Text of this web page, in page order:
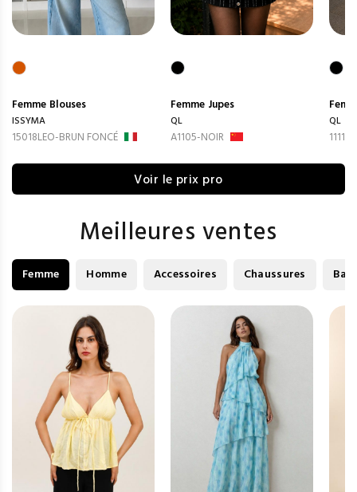
Femme Blouses
ISSYMA
15018LEO-BRUN FONCÉ
Femme Jupes
QL
A1105-NOIR
QL
1111-
Voir le prix pro
Meilleures ventes
Femme Homme Accessoires Chaussures